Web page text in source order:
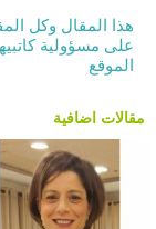
هذا المقال وكل
على مسؤولية
الموقع
مقالات اضافية